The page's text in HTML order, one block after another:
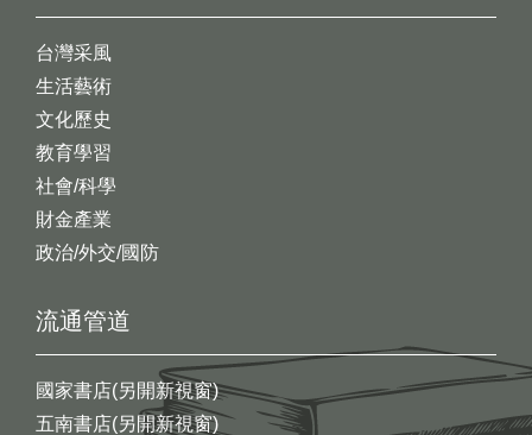
台灣采風
生活藝術
文化歷史
教育學習
社會/科學
財金產業
政治/外交/國防
流通管道
國家書店(另開新視窗)
五南書店(另開新視窗)